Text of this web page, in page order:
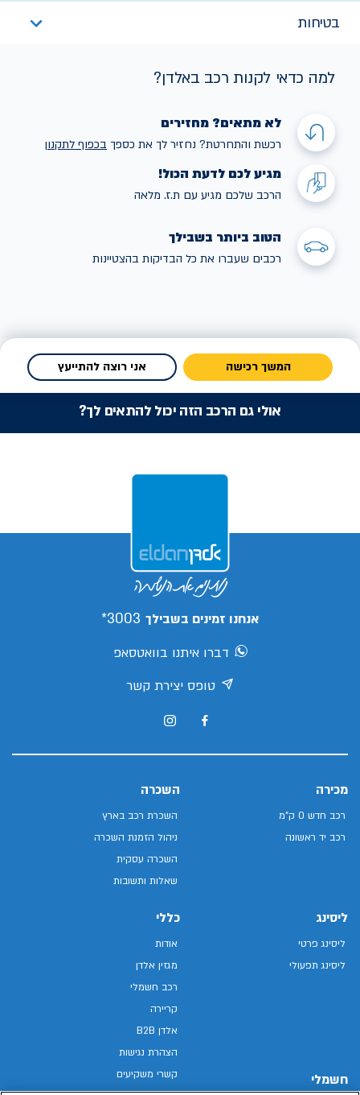
בטיחות
למה כדאי לקנות רכב באלדן?
לא מתאים? מחזירים
רכשת והתחרטת? נחזיר לך את כספך בכפוף לתקנון
מגיע לכם לדעת הכול!
הרכב שלכם מגיע עם ת.ז. מלאה
הטוב ביותר בשבילך
רכבים שעברו את כל הבדיקות בהצטיינות
המשך רכישה אני רוצה להתייעץ
אולי גם הרכב הזה יכול להתאים לך?
אנחנו זמינים בשבילך 3003*
דברו איתנו בוואטסאפ
טופס יצירת קשר
מכירה
רכב חדש 0 ק"מ
רכב יד ראשונה
השכרה
השכרת רכב בארץ
ניהול הזמנת השכרה
השכרה עסקית
שאלות ותשובות
ליסינג
ליסינג פרטי
ליסינג תפעולי
חשמלי
כללי
אודות
מגזין אלדן
רכב חשמלי
קריירה
אלדן B2B
הצהרת נגישות
קשרי משקיעים